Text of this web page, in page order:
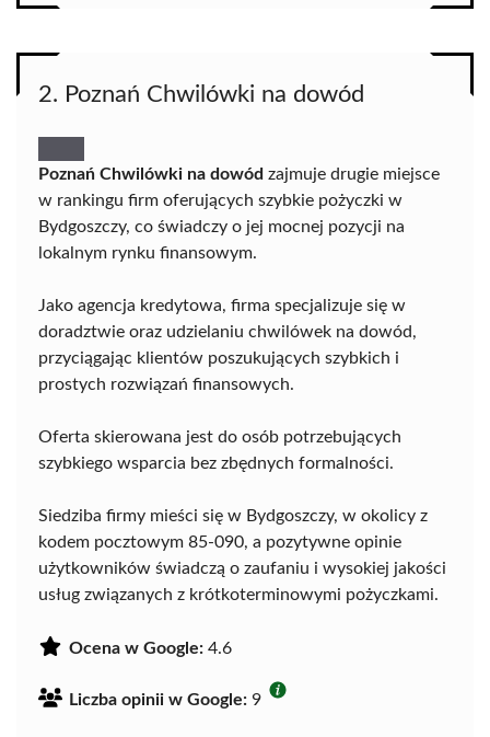
2. Poznań Chwilówki na dowód
Poznań Chwilówki na dowód zajmuje drugie miejsce
w rankingu firm oferujących szybkie pożyczki w
Bydgoszczy, co świadczy o jej mocnej pozycji na
lokalnym rynku finansowym.
Jako agencja kredytowa, firma specjalizuje się w
doradztwie oraz udzielaniu chwilówek na dowód,
przyciągając klientów poszukujących szybkich i
prostych rozwiązań finansowych.
Oferta skierowana jest do osób potrzebujących
szybkiego wsparcia bez zbędnych formalności.
Siedziba firmy mieści się w Bydgoszczy, w okolicy z
kodem pocztowym 85-090, a pozytywne opinie
użytkowników świadczą o zaufaniu i wysokiej jakości
usług związanych z krótkoterminowymi pożyczkami.
Ocena w Google: 4.6
Liczba opinii w Google: 9